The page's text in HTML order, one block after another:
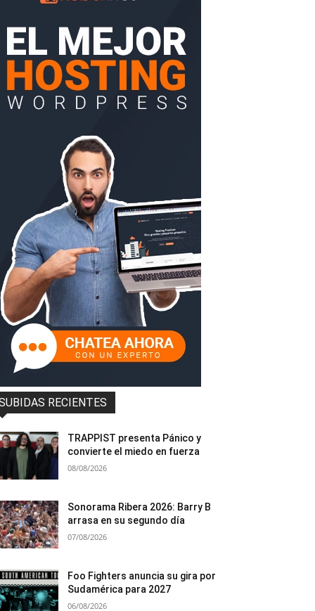
RECIENTES
TRAPPIST presenta Pánico y
convierte el miedo en fuerza
08/08/2026
Sonorama Ribera 2026: Barry B
arrasa en su segundo día
07/08/2026
Foo Fighters anuncia su gira por
Sudamérica para 2027
06/08/2026